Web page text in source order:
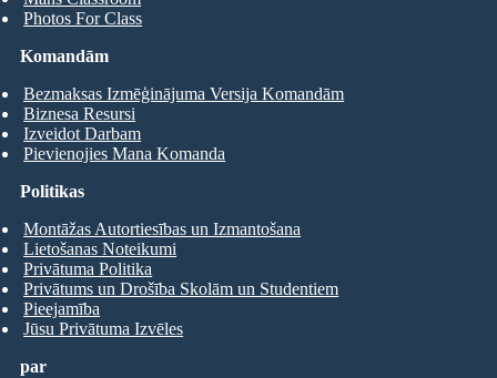
Photos For Class
Komandām
Bezmaksas Izmēģinājuma Versija Komandām
Biznesa Resursi
Izveidot Darbam
Pievienojies Mana Komanda
par
Politikas
Montāžas Autortiesības un Izmantošana
Lietošanas Noteikumi
Privātuma Politika
Privātums un Drošība Skolām un Studentiem
Pieejamība
Jūsu Privātuma Izvēles